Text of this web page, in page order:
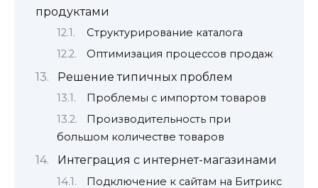
продуктами
Структурирование каталога
Оптимизация процессов продаж
Решение типичных проблем
Проблемы с импортом товаров
Производительность при
большом количестве товаров
Интеграция с интернет-магазинами
Подключение к сайтам на Битрикс